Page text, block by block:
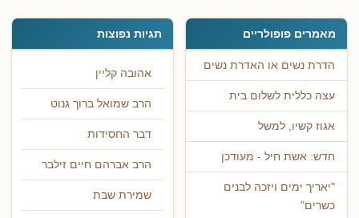
מאמרים פופולריים
הדרת נשים או האדרת נשים
עצה כללית לשלום בית
אגוז קשיו, למשל
חדש: אשת חיל - מעודכן
"יאריך ימים ויזכה לבנים
כשרים"
תגיות נפוצות
אהובה קליין
הרב שמואל ברוך גנוט
דבר החסידות
הרב אברהם חיים זילבר
שמירת שבת